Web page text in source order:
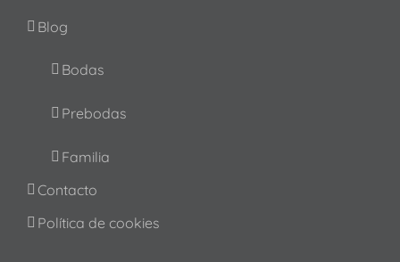
Blog
Bodas
Prebodas
Familia
Contacto
Política de cookies